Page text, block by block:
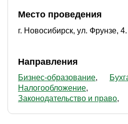
Место проведения
г. Новосибирск, ул. Фрунзе, 4.
Направления
Бизнес-образование
Налогообложение
Законодательство и право